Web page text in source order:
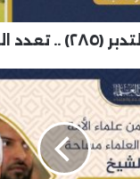
الصواب(٢)